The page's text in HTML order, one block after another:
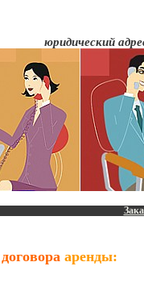
юридический
договорааренды: